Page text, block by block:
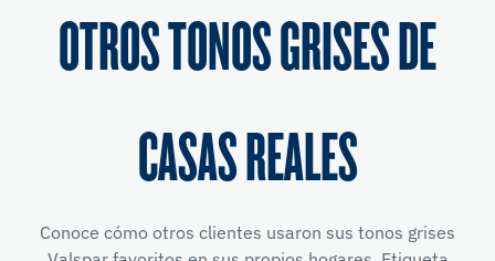
OTROS TONOS GRISES DE
CASAS REALES
Conoce cómo otros clientes usaron sus tonos grises